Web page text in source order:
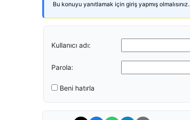
Bu konuyu yanıtlamak için giriş yapmış olmalısınız.
Kullanıcı adı:
Parola:
Beni hatırla